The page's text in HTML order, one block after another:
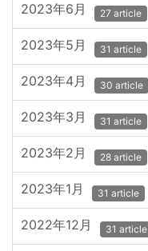
2023年6月 27 article
2023年5月 31 article
2023年4月 30 article
2023年3月 31 article
2023年2月 28 article
2023年1月 31 article
2022年12月 31 article